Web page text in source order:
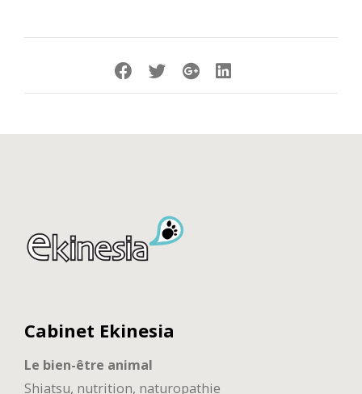
Cabinet Ekinesia
Le bien-être animal
Shiatsu, nutrition, naturopathie